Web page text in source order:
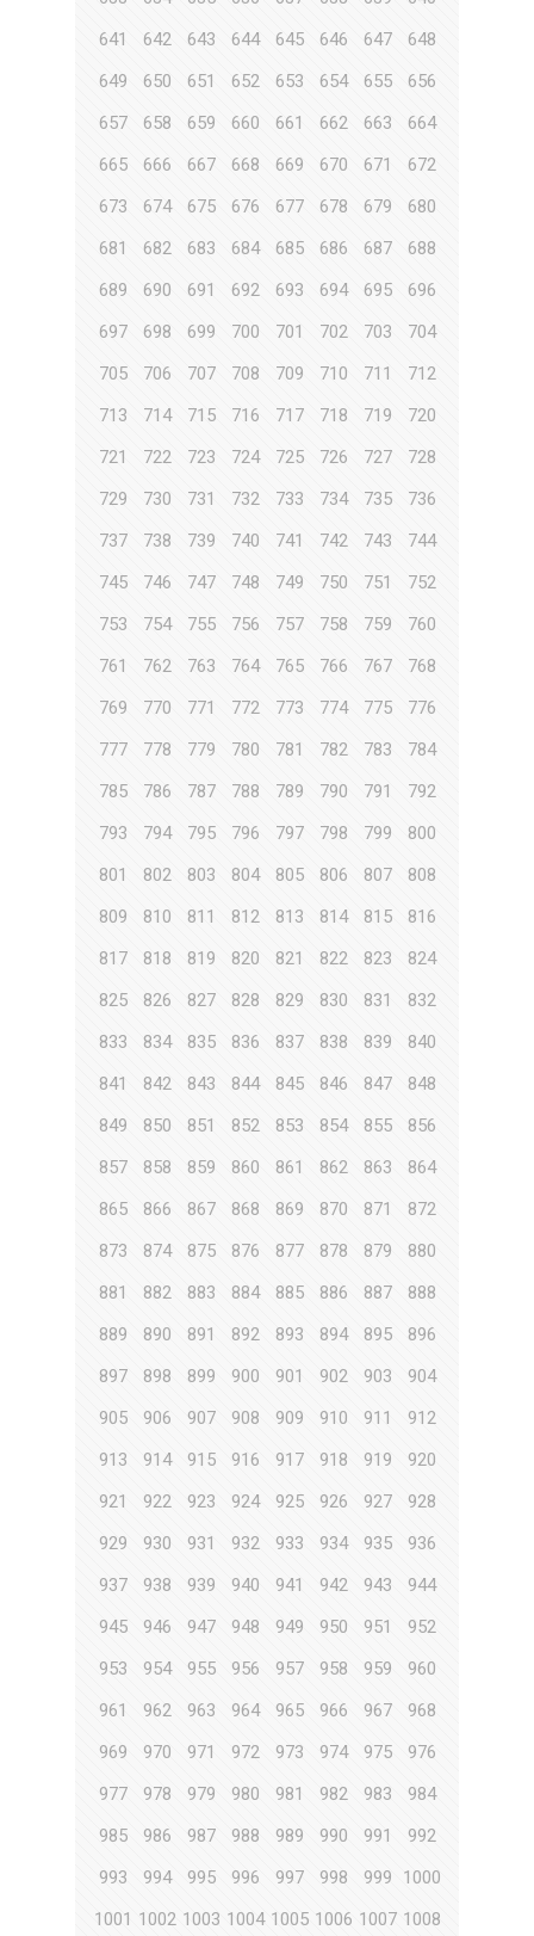
641
642 643 644 645 646 647
648
649
650 651 652 653 654 655
656
657
658 659 660 661 662 663
664
665
666 667 668 669 670 671
672
673
674 675 676 677 678 679
680
681
682 683 684 685 686 687
688
689
690 691 692 693 694 695
696
697
698 699 700 701 702 703
704
705
706 707 708 709 710 711
712
713
714 715 716 717 718 719
720
721
722 723 724 725 726 727
728
729
730 731 732 733 734 735
736
737
738 739 740 741 742 743
744
745
746 747 748 749 750 751
752
753
754 755 756 757 758 759
760
761
762 763 764 765 766 767
768
769
770 771 772 773 774 775
776
777
778 779 780 781 782 783
784
785
786 787 788 789 790 791
792
793
794 795 796 797 798 799
800
801
802 803 804 805 806 807
808
809
810 811 812 813 814 815
816
817
818 819 820 821 822 823
824
825
826 827 828 829 830 831
832
833
834 835 836 837 838 839
840
841
842 843 844 845 846 847
848
849
850 851 852 853 854 855
856
857
858 859 860 861 862 863
864
865
866 867 868 869 870 871
872
873
874 875 876 877 878 879
880
881
882 883 884 885 886 887
888
889
890 891 892 893 894 895
896
897
898 899 900 901 902 903
904
905
906 907 908 909 910 911
912
913
914 915 916 917 918 919
920
921
922 923 924 925 926 927
928
929
930 931 932 933 934 935
936
937
938 939 940 941 942 943
944
945
946 947 948 949 950 951
952
953
954 955 956 957 958 959
960
961
962 963 964 965 966 967
968
969
970 971 972 973 974 975
976
977
978 979 980 981 982 983
984
985
986 987 988 989 990 991
992
993
994 995 996 997 998 999
1000
1001 1002 1003 1004 1005 1006 1007 1008